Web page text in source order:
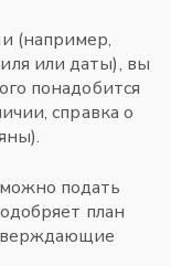
(например,
или даты), вы
понадобится
справка о
подать
план